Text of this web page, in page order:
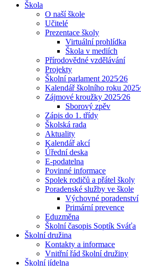
Škola
O naší škole
Učitelé
Prezentace školy
Virtuální prohlídka
Škola v mediích
Přírodovědné vzdělávání
Projekty
Školní parlament 2025⁄26
Kalendář školního roku
Zájmové kroužky 2025⁄26
Sborový zpěv
Zápis do 1. třídy
Školská rada
Aktuality
Kalendář akcí
Úřední deska
E-podatelna
Povinné informace
Spolek rodičů a přátel školy
Poradenské služby ve škole
Výchovné poradenství
Primární prevence
Eduzměna
Školní časopis Soptík Sváťa
Školní družina
Kontakty a informace
Vnitřní řád školní družiny
Školní jídelna